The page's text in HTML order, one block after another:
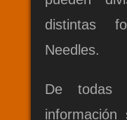
distintas
Needles.
De todas
información